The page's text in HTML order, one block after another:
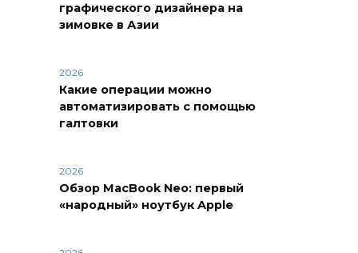
графического дизайнера на
зимовке в Азии
2026
Какие операции можно
автоматизировать с помощью
галтовки
2026
Обзор MacBook Neo: первый
«народный» ноутбук Apple